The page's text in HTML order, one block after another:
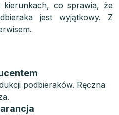
co sprawia, że
jest wyjątkowy. Z
podbieraków. Ręczna